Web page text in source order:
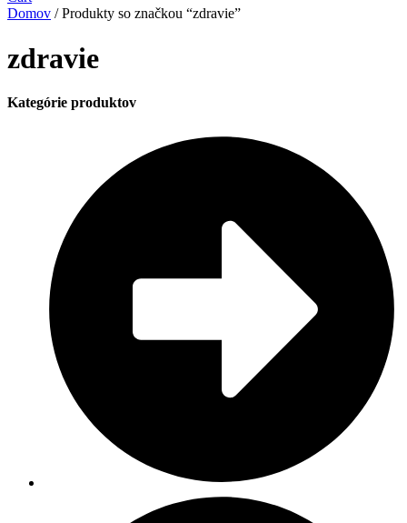
Domov / Produkty so značkou “zdravie”
zdravie
Kategórie produktov